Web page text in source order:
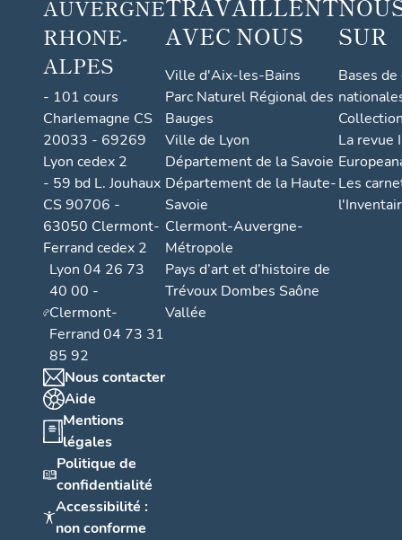
AUVERGNE
RHONE-
ALPES
- 101 cours
Charlemagne CS
20033 - 69269
Lyon cedex 2
- 59 bd L. Jouhaux
CS 90706 -
63050 Clermont-
Ferrand cedex 2
Lyon 04 26 73
40 00 -
Clermont-
Ferrand 04 73 31
85 92
Nous contacter
Aide
Mentions
légales
Politique de
confidentialité
Accessibilité :
non conforme
TRAVAILLENT
AVEC NOUS
Ville d'Aix-les-Bains
Parc Naturel Régional des
Bauges
Ville de Lyon
Département de la Savoie
Département de la Haute-
Savoie
Clermont-Auvergne-
Métropole
Pays d’art et d’histoire de
Trévoux Dombes Saône
Vallée
SUR
Bases
La revue
Les